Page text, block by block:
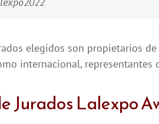
elegidos son propietarios
internacional, representantes
Jurados Lalexpo